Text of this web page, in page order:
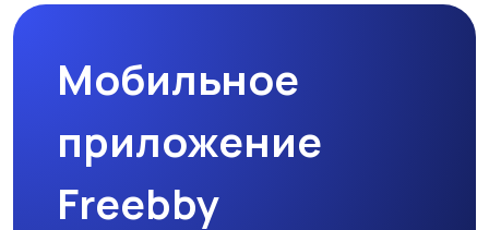
Тренажеры и фитнес Спортивное питание
Другое
Мобильное
приложение
Freebby